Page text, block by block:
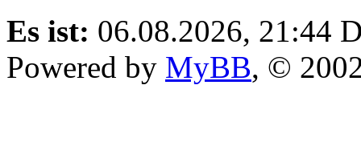
Es ist: 06.08.2026, 21:44
Powered by MyBB, ©